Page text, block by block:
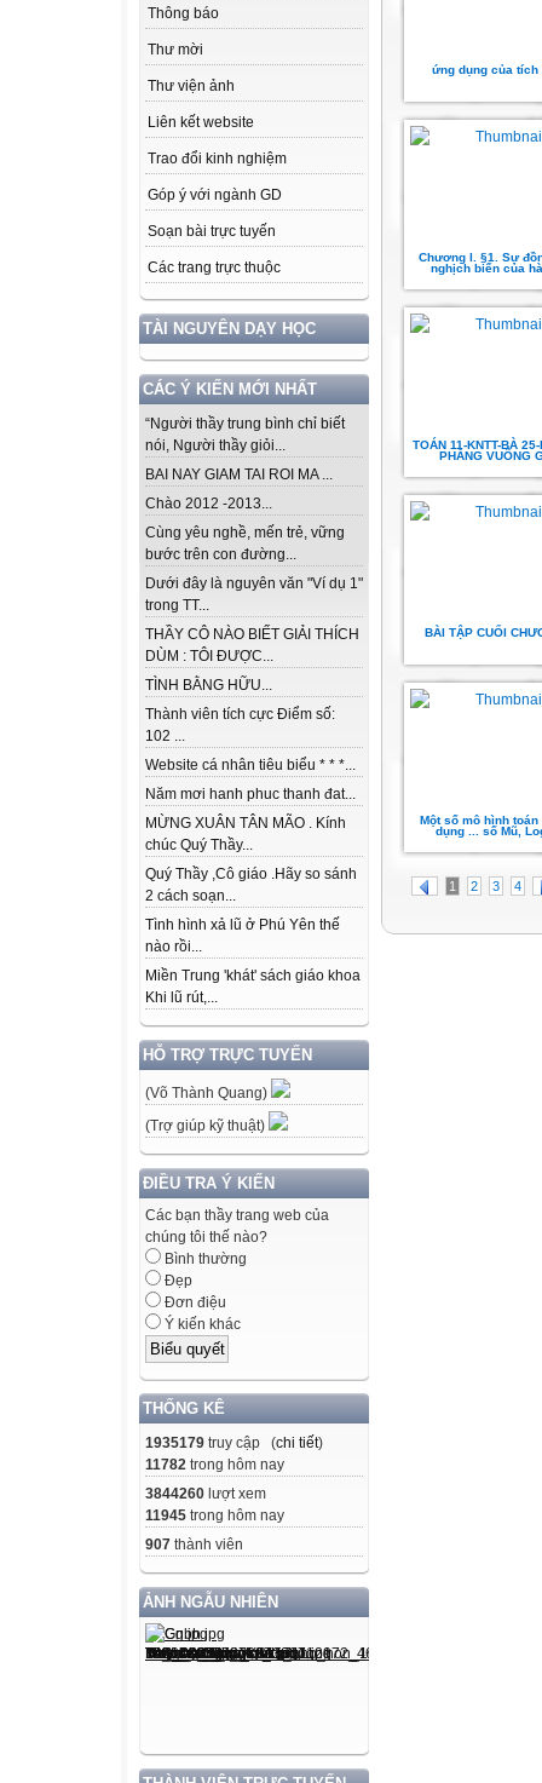
Thông báo
Thư mời
Thư viện ảnh
Liên kết website
Trao đổi kinh nghiệm
Góp ý với ngành GD
Soạn bài trực tuyến
Các trang trực thuộc
TÀI NGUYÊN DẠY HỌC
CÁC Ý KIẾN MỚI NHẤT
“Người thầy trung bình chỉ biết
nói, Người thầy giỏi...
BAI NAY GIAM TAI ROI MA ...
Chào 2012 -2013...
Cùng yêu nghề, mến trẻ, vững
bước trên con đường...
Dưới đây là nguyên văn "Ví dụ 1"
trong TT...
THẦY CÔ NÀO BIẾT GIẢI THÍCH
DÙM : TÔI ĐƯỢC...
TÌNH BẰNG HỮU...
Thành viên tích cực Điểm số:
102 ...
Website cá nhân tiêu biểu * * *...
Năm mơi hanh phuc thanh đat...
MỪNG XUÂN TÂN MÃO . Kính
chúc Quý Thầy...
Quý Thầy ,Cô giáo .Hãy so sánh
2 cách soạn...
Tình hình xả lũ ở Phú Yên thế
nào rồi...
Miền Trung 'khát' sách giáo khoa
Khi lũ rút,...
HỖ TRỢ TRỰC TUYẾN
(Võ Thành Quang)
(Trợ giúp kỹ thuật)
ĐIỀU TRA Ý KIẾN
Các bạn thầy trang web của
chúng tôi thế nào?
Bình thường
Đẹp
Đơn điệu
Ý kiến khác
THỐNG KÊ
1935179 truy cập (chi tiết)
11782 trong hôm nay
3844260 lượt xem
11945 trong hôm nay
907 thành viên
ẢNH NGẪU NHIÊN
ứng dụng của tích
Chương I. §1. Sự
nghịch biến của
TOÁN 11-KNTT-BÀ
PHẲNG VUÔNG
BÀI TẬP CUỐI
Một số mô hình
dụng ... số Mũ,
1 2 3 4